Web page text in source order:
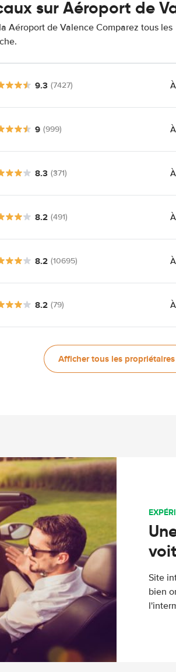
sur Aéroport de
Aéroport de Valence Comparez tous les
9.3 (7427)
9 (999)
8.3 (371)
8.2 (491)
8.2 (10695)
8.2 (79)
Afficher tous les propriétaires
Site
bien